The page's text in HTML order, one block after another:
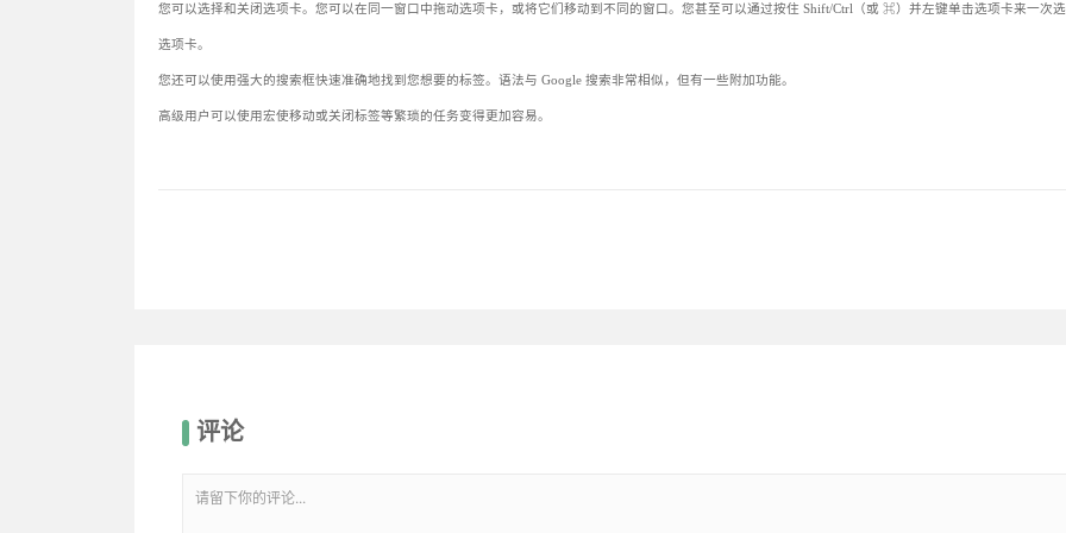
您可以选择和关闭选项卡。您可以在同一窗口中拖动选项卡，或将它们移动到不同的窗口。您甚至可以通过按住 Shift/Ctrl（或 ⌘）并左键单击选项卡来一次
选项卡。
您还可以使用强大的搜索框快速准确地找到您想要的标签。语法与 Google 搜索非常相似，但有一些附加功能。
高级用户可以使用宏使移动或关闭标签等繁琐的任务变得更加容易。
评论